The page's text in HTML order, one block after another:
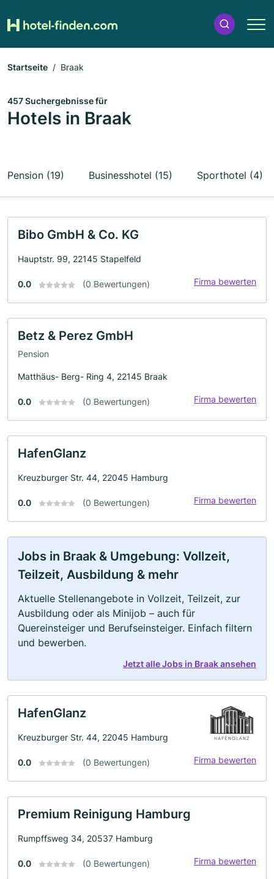
Startseite Braak
457 Suchergebnisse für
Hotels in Braak
Pension (19) Businesshotel (15) Sporthotel (4)
Bibo GmbH & Co. KG
Hauptstr. 99, 22145 Stapelfeld
0.0 (0 Bewertungen) Firma bewerten
Betz & Perez GmbH
Pension
Matthäus- Berg- Ring 4, 22145 Braak
0.0 (0 Bewertungen) Firma bewerten
HafenGlanz
Kreuzburger Str. 44, 22045 Hamburg
0.0 (0 Bewertungen) Firma bewerten
Jobs in Braak & Umgebung: Vollzeit,
Teilzeit, Ausbildung & mehr
Aktuelle Stellenangebote in Vollzeit, Teilzeit, zur
Ausbildung oder als Minijob – auch für
Quereinsteiger und Berufseinsteiger. Einfach filtern
und bewerben.
Jetzt alle Jobs in Braak ansehen
HafenGlanz
Kreuzburger Str. 44, 22045 Hamburg
0.0 (0 Bewertungen) Firma bewerten
Premium Reinigung Hamburg
Rumpffsweg 34, 20537 Hamburg
0.0 (0 Bewertungen) Firma bewerten